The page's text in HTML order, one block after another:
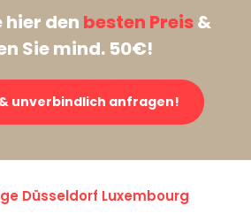
hier den besten Preis&
Sie mind. 50€!
unverbindlich anfragen!
Düsseldorf Luxembourg